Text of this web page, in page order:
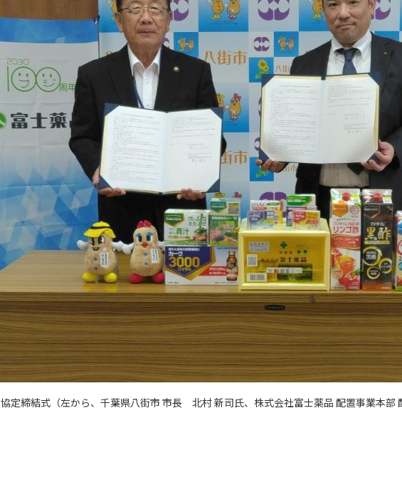
協定締結式（左から、千葉県八街市 市長 北村 新司氏、株式会社富士薬品 配置事業本部